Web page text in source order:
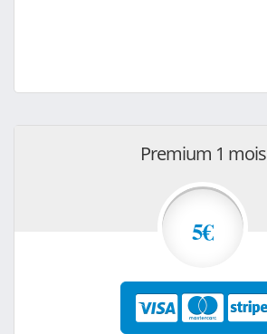
Premium 1 mois
5€